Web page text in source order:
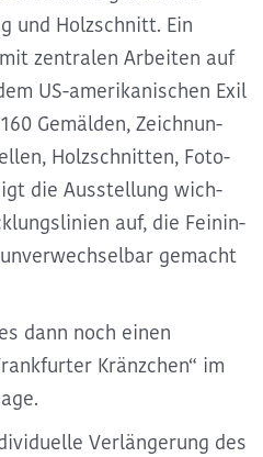
und Holz­schnitt. Ein
zentra­len Arbei­ten auf
US-ameri­ka­ni­schen Exil
Gemäl­den, Zeich­nun­
Holz­schnit­ten, Foto­
die Ausstel­lung wich­
auf, die Feinin­
gemacht
dann noch einen
Kränzchen“ im
Verlängerung des